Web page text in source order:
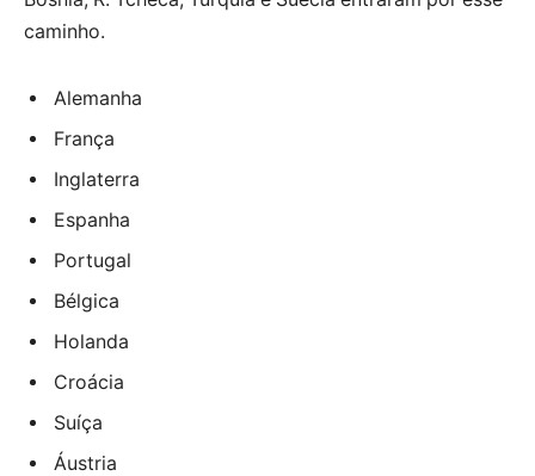
caminho.
Alemanha
França
Inglaterra
Espanha
Portugal
Bélgica
Holanda
Croácia
Suíça
Áustria